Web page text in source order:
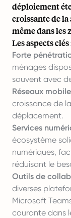
déploiement
croissante de
même dans les
Les aspects
Forte
ménages
souvent avec
Réseaux
croissance de
déplacement.
Services
écosystème
numériques,
réduisant le
Outils de
diverses
Microsoft
courante dans